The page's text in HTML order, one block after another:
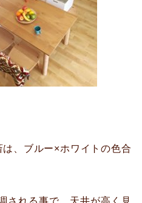
、ブルー×ホワイトの色合
される事で、天井が高く見